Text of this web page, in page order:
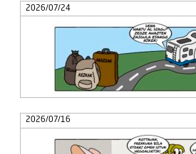
2026/07/24
2026/07/16